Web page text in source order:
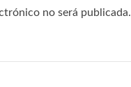
no será publicada.